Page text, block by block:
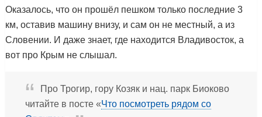
Оказалось, что он прошёл пешком только последние 3
км, оставив машину внизу, и сам он не местный, а из
Словении. И даже знает, где находится Владивосток, а
вот про Крым не слышал.
Про Трогир, гору Козяк и нац. парк Биоково
читайте в посте «Что посмотреть рядом со